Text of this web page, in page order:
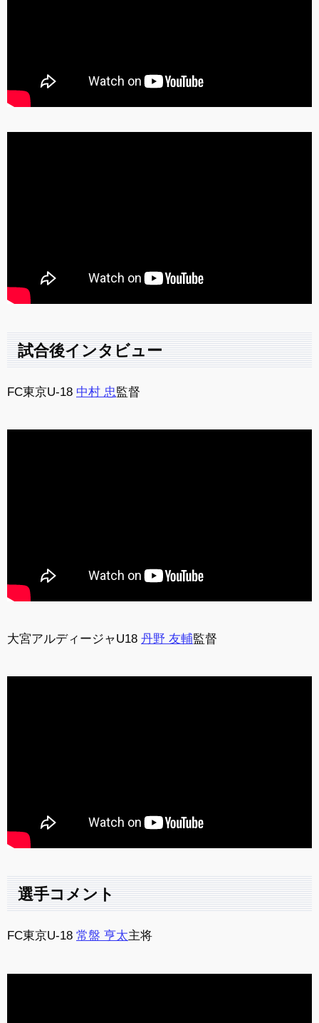
試合後インタビュー
FC東京U-18 中村 忠監督
大宮アルディージャU18 丹野 友輔監督
選手コメント
FC東京U-18 常盤 亨太主将